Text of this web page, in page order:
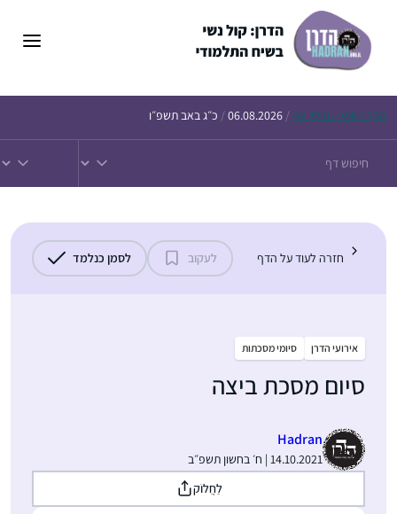
הדף היומי – חולין צח /
06.08.2026
/ כ״ג באב תשפ״ו
חזרה לעוד על הדף לעקוב לסמן כנלמד
אירועי הדרן סיומי מסכתות
סיום מסכת ביצה
Hadran
14.10.2021 | ח׳ בחשון תשפ״ב
לַחֲלוֹק